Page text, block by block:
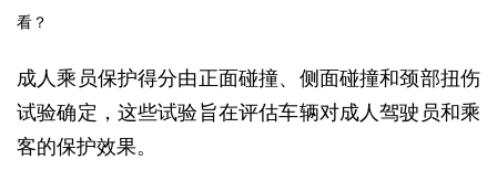
成人乘员保护得分由正面碰撞、侧面碰撞和颈部扭伤
试验确定，这些试验旨在评估车辆对成人驾驶员和乘
客的保护效果。